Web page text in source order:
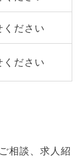
ださい
ださい
相談、求人紹